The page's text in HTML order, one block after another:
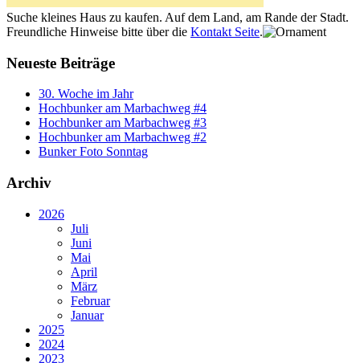
Suche kleines Haus zu kaufen. Auf dem Land, am Rande der Stadt.
Freundliche Hinweise bitte über die Kontakt Seite.
Neueste Beiträge
30. Woche im Jahr
Hochbunker am Marbachweg #4
Hochbunker am Marbachweg #3
Hochbunker am Marbachweg #2
Bunker Foto Sonntag
Archiv
2026
Juli
Juni
Mai
April
März
Februar
Januar
2025
2024
2023